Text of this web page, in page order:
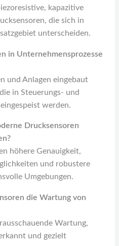
kapazitive
die sich in
unterscheiden.
in Unternehmensprozesse
und Anlagen eingebaut
in Steuerungs- und
werden.
Drucksensoren
höhere Genauigkeit,
und robustere
Umgebungen.
die Wartung von
Wartung,
und gezielt